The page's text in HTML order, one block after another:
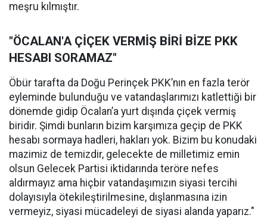
meşru kılmıştır.
"ÖCALAN'A ÇİÇEK VERMİŞ BİRİ BİZE PKK
HESABI SORAMAZ"
Öbür tarafta da Doğu Perinçek PKK’nın en fazla terör
eyleminde bulunduğu ve vatandaşlarımızı katlettiği bir
dönemde gidip Öcalan’a yurt dışında çiçek vermiş
biridir. Şimdi bunların bizim karşımıza geçip de PKK
hesabı sormaya hadleri, hakları yok. Bizim bu konudaki
mazimiz de temizdir, gelecekte de milletimiz emin
olsun Gelecek Partisi iktidarında teröre nefes
aldırmayız ama hiçbir vatandaşımızın siyasi tercihi
dolayısıyla ötekileştirilmesine, dışlanmasına izin
vermeyiz, siyasi mücadeleyi de siyasi alanda yaparız."